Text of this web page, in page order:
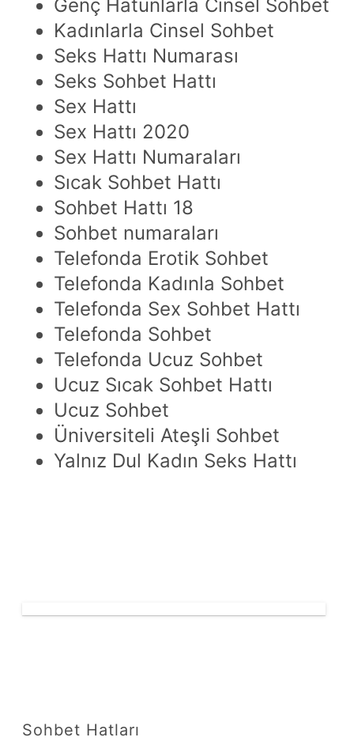
Genç Hatunlarla Cinsel Sohbet
Kadınlarla Cinsel Sohbet
Seks Hattı Numarası
Seks Sohbet Hattı
Sex Hattı
Sex Hattı 2020
Sex Hattı Numaraları
Sıcak Sohbet Hattı
Sohbet Hattı 18
Sohbet numaraları
Telefonda Erotik Sohbet
Telefonda Kadınla Sohbet
Telefonda Sex Sohbet Hattı
Telefonda Sohbet
Telefonda Ucuz Sohbet
Ucuz Sıcak Sohbet Hattı
Ucuz Sohbet
Üniversiteli Ateşli Sohbet
Yalnız Dul Kadın Seks Hattı
Sohbet Hatları